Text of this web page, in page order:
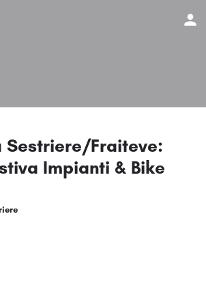
Sestriere/Fraiteve:
Impianti & Bike